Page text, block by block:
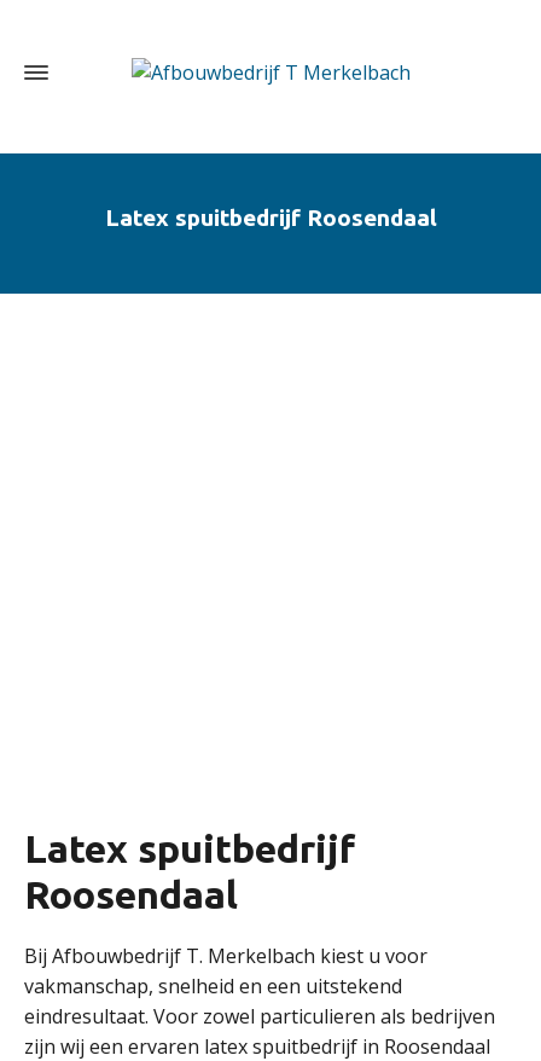
Latex spuitbedrijf Roosendaal
Latex spuitbedrijf
Roosendaal
Bij Afbouwbedrijf T. Merkelbach kiest u voor
vakmanschap, snelheid en een uitstekend
eindresultaat. Voor zowel particulieren als bedrijven
zijn wij een ervaren latex spuitbedrijf in Roosendaal